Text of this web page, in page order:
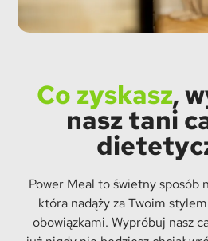
Co zyskasz,
nasz tani
Power Meal to świetny sposób
która nadąży za Twoim
obowiązkami. Wypróbuj nasz